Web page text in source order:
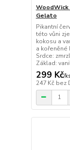
WoodWick
Gelato
Pikantní
této vůni
kokosu a
a kořeněné
Srdce:
Základ:
299 Kč/ks
247 Kč bez